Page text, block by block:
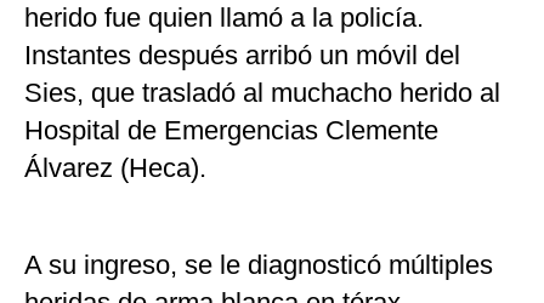
herido fue quien llamó a la policía.
Instantes después arribó un móvil del
Sies, que trasladó al muchacho herido al
Hospital de Emergencias Clemente
Álvarez (Heca).
A su ingreso, se le diagnosticó múltiples